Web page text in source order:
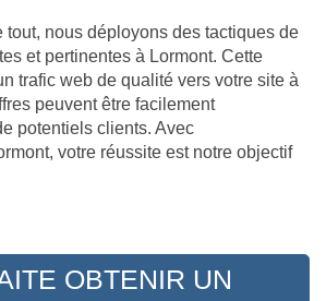
tout, nous déployons des tactiques de
et pertinentes à Lormont. Cette
trafic web de qualité vers votre site à
peuvent être facilement
potentiels clients. Avec
votre réussite est notre objectif
OBTENIR UN